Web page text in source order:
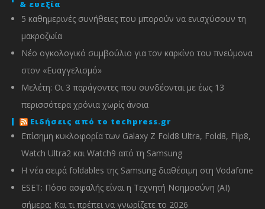
& ευεξία
5 καθημερινές συνήθειες που μπορούν να ενισχύσουν τη
μακροζωία
Νέο ογκολογικό συμβούλιο για τον καρκίνο του πνεύμονα
στον «Ευαγγελισμό»
Μελέτη: Οι 3 παράγοντες που συνδέονται με έως 13
περισσότερα χρόνια χωρίς άνοια
Ειδήσεις από το techpress.gr
Επίσημη κυκλοφορία των Galaxy Z Fold8 Ultra, Fold8, Flip8,
Watch Ultra2 και Watch9 από τη Samsung
Η νέα σειρά foldables της Samsung διαθέσιμη στη Vodafone
ESET: Πόσο ασφαλής είναι η Τεχνητή Νοημοσύνη (AI)
σήμερα; Και τι πρέπει να γνωρίζετε το 2026